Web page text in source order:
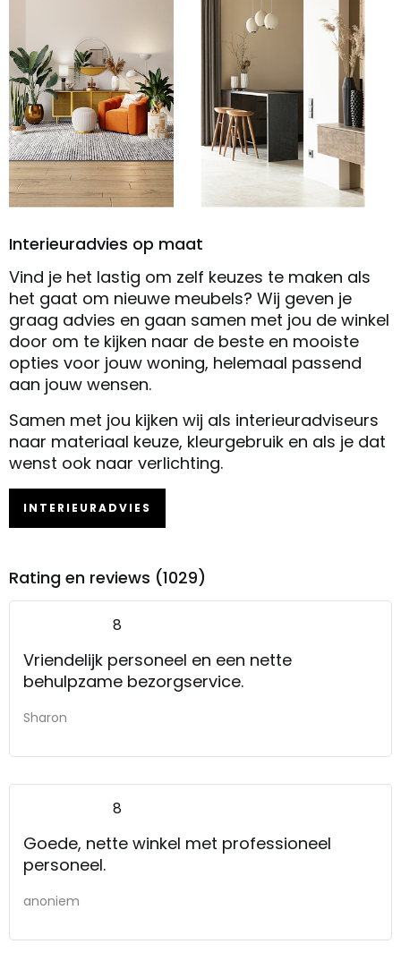
Interieuradvies op maat
Vind je het lastig om zelf keuzes te maken als
het gaat om nieuwe meubels? Wij geven je
graag advies en gaan samen met jou de winkel
door om te kijken naar de beste en mooiste
opties voor jouw woning, helemaal passend
aan jouw wensen.
Samen met jou kijken wij als interieuradviseurs
naar materiaal keuze, kleurgebruik en als je dat
wenst ook naar verlichting.
INTERIEURADVIES
Rating en reviews (1029)
8
Vriendelijk personeel en een nette
behulpzame bezorgservice.
Sharon
8
Goede, nette winkel met professioneel
personeel.
anoniem